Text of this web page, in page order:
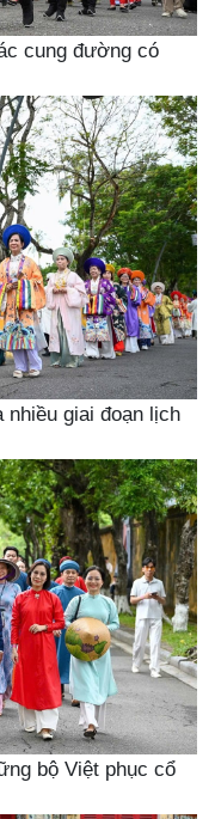
cung đường có
nhiều giai đoạn lịch
bộ Việt phục cổ